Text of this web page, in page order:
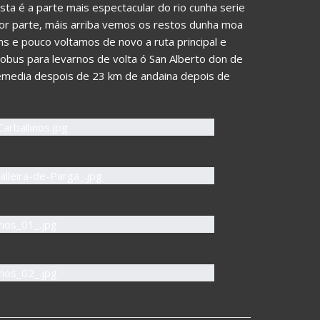
é a parte mais espectacular do rio cunha serie
parte, máis arriba vemos os restos dunha moa
e pouco voltamos de novo a ruta principal e
para levarnos de volta ó San Alberto don de
despois de 23 km de andaina depois de